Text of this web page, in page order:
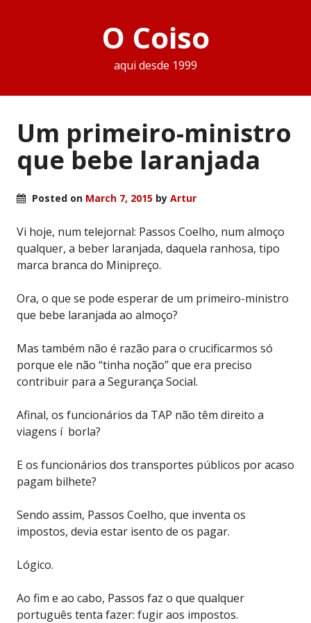
O Coiso
aqui desde 1999
Um primeiro-ministro
que bebe laranjada
Posted on March 7, 2015 by Artur
Vi hoje, num telejornal: Passos Coelho, num almoço
qualquer, a beber laranjada, daquela ranhosa, tipo
marca branca do Minipreço.
Ora, o que se pode esperar de um primeiro-ministro
que bebe laranjada ao almoço?
Mas também não é razão para o crucificarmos só
porque ele não “tinha noção” que era preciso
contribuir para a Segurança Social.
Afinal, os funcionários da TAP não têm direito a
viagens í borla?
E os funcionários dos transportes públicos por acaso
pagam bilhete?
Sendo assim, Passos Coelho, que inventa os
impostos, devia estar isento de os pagar.
Lógico.
Ao fim e ao cabo, Passos faz o que qualquer
português tenta fazer: fugir aos impostos.